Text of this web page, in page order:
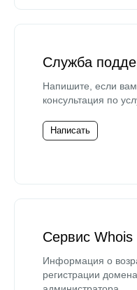
Служба
Напишите, если
консультация по
Написать
Сервис Whois
Информация о
регистрации